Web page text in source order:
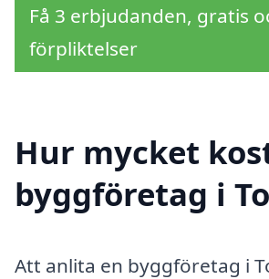
Få 3 erbjudanden, gratis
förpliktelser
Hur mycket
byggföretag i
Att anlita en byggföretag i